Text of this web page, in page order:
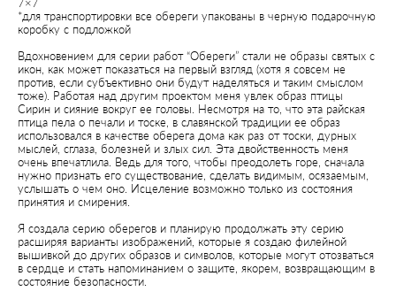
*для транспортировки все обереги упакованы в черную подарочную
коробку с подложкой
Вдохновением для серии работ “Обереги” стали не образы святых с
икон, как может показаться на первый взгляд (хотя я совсем не
против, если субъективно они будут наделяться и таким смыслом
тоже). Работая над другим проектом меня увлек образ птицы
Сирин и сияние вокруг ее головы. Несмотря на то, что эта райская
птица пела о печали и тоске, в славянской традиции ее образ
использовался в качестве оберега дома как раз от тоски, дурных
мыслей, сглаза, болезней и злых сил. Эта двойственность меня
очень впечатлила. Ведь для того, чтобы преодолеть горе, сначала
нужно признать его существование, сделать видимым, осязаемым,
услышать о чем оно. Исцеление возможно только из состояния
принятия и смирения.
Я создала серию оберегов и планирую продолжать эту серию
расширяя варианты изображений, которые я создаю филейной
вышивкой до других образов и символов, которые могут отозваться
в сердце и стать напоминанием о защите, якорем, возвращающим в
состояние безопасности.